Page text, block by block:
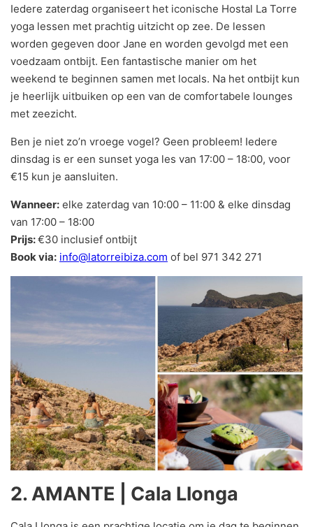
Iedere zaterdag organiseert het iconische Hostal La Torre
yoga lessen met prachtig uitzicht op zee. De lessen
worden gegeven door Jane en worden gevolgd met een
voedzaam ontbijt. Een fantastische manier om het
weekend te beginnen samen met locals. Na het ontbijt kun
je heerlijk uitbuiken op een van de comfortabele lounges
met zeezicht.
Ben je niet zo’n vroege vogel? Geen probleem! Iedere
dinsdag is er een sunset yoga les van 17:00 – 18:00, voor
€15 kun je aansluiten.
Wanneer: elke zaterdag van 10:00 – 11:00 & elke dinsdag
van 17:00 – 18:00
Prijs:€30 inclusief ontbijt
Book via: info@latorreibiza.com of bel 971 342 271
2.AMANTE | Cala Llonga